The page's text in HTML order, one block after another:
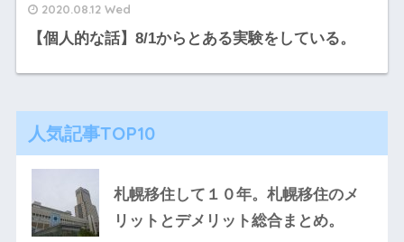
2020.08.12 Wed
【個人的な話】8/1からとある実験をしている。
人気記事TOP10
札幌移住して１０年。札幌移住のメ
リットとデメリット総合まとめ。